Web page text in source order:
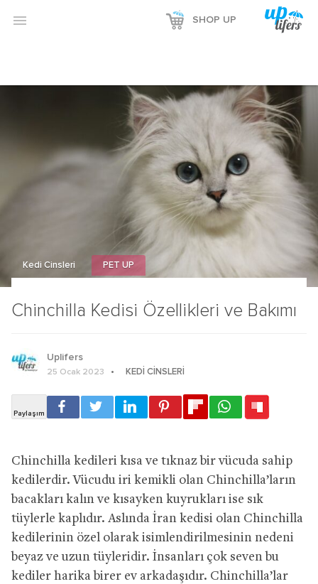
 SHOP UP
Chinchilla Kedisi Özellikleri ve Bakımı
Kedi Cinsleri PET UP
Uplifers
25 Ocak 2023 KEDI CINSLERI
Chinchilla kedileri kısa ve tıknaz bir vücuda sahip
kedilerdir. Vücudu iri kemikli olan Chinchilla’ların
bacakları kalın ve kısayken kuyrukları ise sık
tüylerle kaplıdır. Aslında İran kedisi olan Chinchilla
kedilerinin özel olarak isimlendirilmesinin nedeni
beyaz ve uzun tüyleridir. İnsanları çok seven bu
kediler harika birer ev arkadaşıdır. Chinchilla’lar